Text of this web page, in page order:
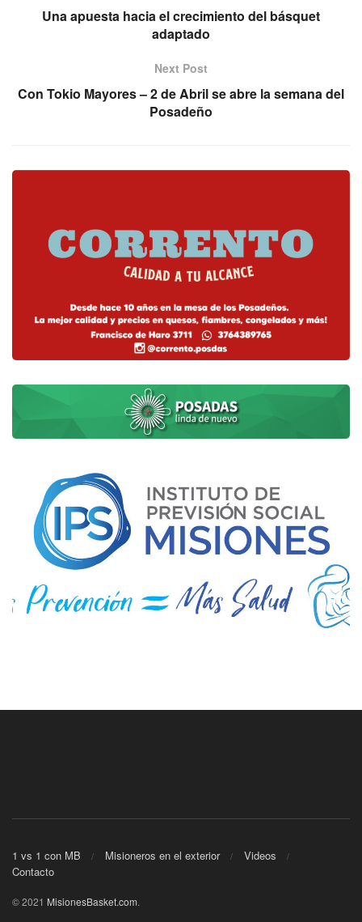
Una apuesta hacia el crecimiento del básquet
adaptado
Next Post
Con Tokio Mayores – 2 de Abril se abre la semana del
Posadeño
1 vs 1 con MB Misioneros en el exterior
Videos
Contacto
© 2021 MisionesBasket.com.